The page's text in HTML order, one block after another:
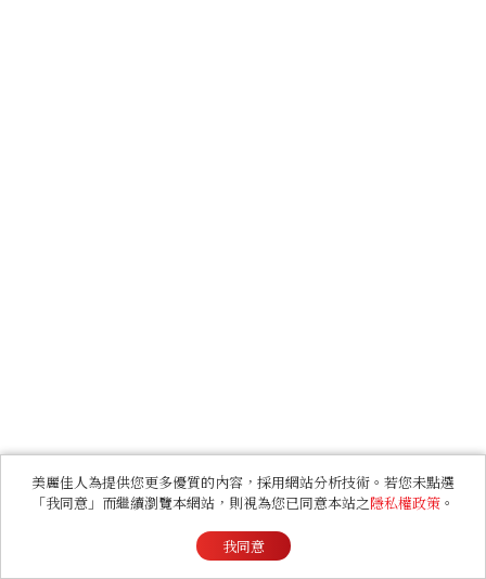
美麗佳人為提供您更多優質的內容，採用網站分析技術。若您未點選
「我同意」而繼續瀏覽本網站，則視為您已同意本站之隱私權政策 。
我同意